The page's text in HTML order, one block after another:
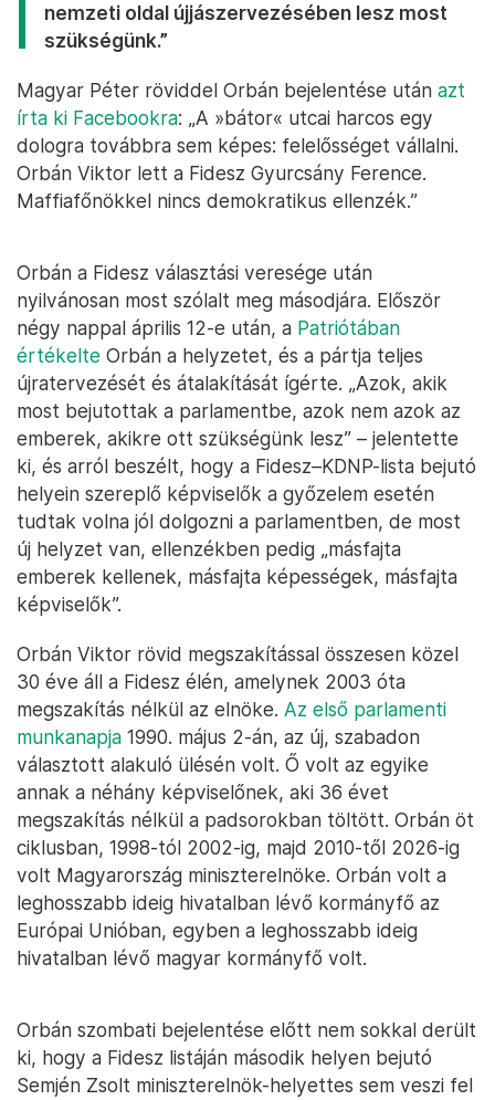
nemzeti oldal újjászervezésében lesz most
szükségünk.”
Magyar Péter röviddel Orbán bejelentése után azt
írta ki Facebookra: „A »bátor« utcai harcos egy
dologra továbbra sem képes: felelősséget vállalni.
Orbán Viktor lett a Fidesz Gyurcsány Ference.
Maffiafőnökkel nincs demokratikus ellenzék.”
Orbán a Fidesz választási veresége után
nyilvánosan most szólalt meg másodjára. Először
négy nappal április 12-e után, a Patriótában
értékelte Orbán a helyzetet, és a pártja teljes
újratervezését és átalakítását ígérte. „Azok, akik
most bejutottak a parlamentbe, azok nem azok az
emberek, akikre ott szükségünk lesz” – jelentette
ki, és arról beszélt, hogy a Fidesz–KDNP-lista bejutó
helyein szereplő képviselők a győzelem esetén
tudtak volna jól dolgozni a parlamentben, de most
új helyzet van, ellenzékben pedig „másfajta
emberek kellenek, másfajta képességek, másfajta
képviselők”.
Orbán Viktor rövid megszakítással összesen közel
30 éve áll a Fidesz élén, amelynek 2003 óta
megszakítás nélkül az elnöke. Az első parlamenti
munkanapja 1990. május 2-án, az új, szabadon
választott alakuló ülésén volt. Ő volt az egyike
annak a néhány képviselőnek, aki 36 évet
megszakítás nélkül a padsorokban töltött. Orbán öt
ciklusban, 1998-tól 2002-ig, majd 2010-től 2026-ig
volt Magyarország miniszterelnöke. Orbán volt a
leghosszabb ideig hivatalban lévő kormányfő az
Európai Unióban, egyben a leghosszabb ideig
hivatalban lévő magyar kormányfő volt.
Orbán szombati bejelentése előtt nem sokkal derült
ki, hogy a Fidesz listáján második helyen bejutó
Semjén Zsolt miniszterelnök-helyettes sem veszi fel